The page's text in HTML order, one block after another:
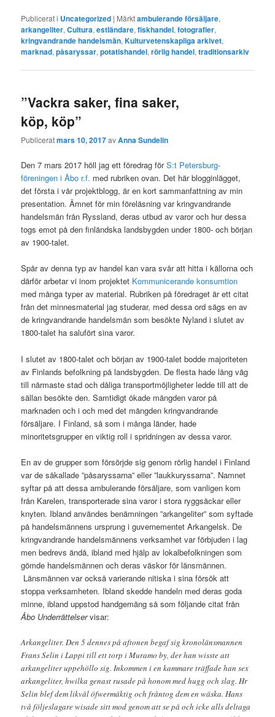
Publicerat i Uncategorized | Märktambulerande försäljare,
arkangeliter,Cultura,estländare,fiskhandel,fotografier,
kringvandrande handelsmän,Kulturvetenskapliga arkivet,
marknad,påsaryssar,potatishandel,rörlig handel,traditionsarkiv
”Vackra saker, fina saker,
köp, köp”
Publiceratmars 10, 2017avAnna Sundelin
Den 7 mars 2017 höll jag ett föredrag förS:t Petersburg-
föreningen i Åbo r.f. med rubriken ovan. Det här blogginlägget,
det första i vår projektblogg, är en kort sammanfattning av min
presentation. Ämnet för min föreläsning var kringvandrande
handelsmän från Ryssland, deras utbud av varor och hur dessa
togs emot på den finländska landsbygden under 1800- och början
av 1900-talet.
Spår av denna typ av handel kan vara svår att hitta i källorna och
därför arbetar vi inom projektet Kommunicerande konsumtion
med många typer av material. Rubriken på föredraget är ett citat
från det minnesmaterial jag studerar, med dessa ord sägs en av
de kringvandrande handelsmän som besökte Nyland i slutet av
1800-talet ha salufört sina varor.
I slutet av 1800-talet och början av 1900-talet bodde majoriteten
av Finlands befolkning på landsbygden. De flesta hade lång väg
till närmaste stad och dåliga transportmöjligheter ledde till att de
sällan besökte den. Samtidigt ökade mängden varor på
marknaden och i och med det mängden kringvandrande
försäljare. I Finland, så som i många länder, hade
minoritetsgrupper en viktig roll i spridningen av dessa varor.
En av de grupper som försörjde sig genom rörlig handel i Finland
var de såkallade ”påsaryssarna” eller ”laukkuryssarna”. Namnet
syftar på att dessa ambulerande försäljare, som vanligen kom
från Karelen, transporterade sina varor i stora ryggsäckar eller
knyten. Ibland användes benämningen ”arkangeliter” som syftade
på handelsmännens ursprung i guvernementet Arkangelsk. De
kringvandrande handelsmännens verksamhet var förbjuden i lag
men bedrevs ändå, ibland med hjälp av lokalbefolkningen som
gömde handelsmännen och deras väskor för länsmännen.
Länsmännen var också varierande nitiska i sina försök att
stoppa verksamheten. Ibland skedde handeln med deras goda
minne, ibland uppstod handgemäng så som följande citat från
Åbo Underrättelservisar:
Arkangeliter. Den 5 dennes på aftonen begaf sig kronolänsmannen
Frans Selin i Lappi till ett torp i Muramo by, der han wisste att
arkangeliter uppehöllo sig. Inkommen i en kammare träffade han sex
arkangeliter, hwilka genast rusade på honom med hugg och slag. Hr
Selin blef dem likväl öfwermäktig och fråntog dem en wäska. Hans
två följeslagare wisade sitt mod genom att se på och icke alls deltaga